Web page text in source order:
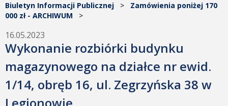
Biuletyn Informacji Publicznej > Zamówienia poniżej 170
000 zł - ARCHIWUM >
16.05.2023
Wykonanie rozbiórki budynku
magazynowego na działce nr ewid.
1/14, obręb 16, ul. Zegrzyńska 38 w